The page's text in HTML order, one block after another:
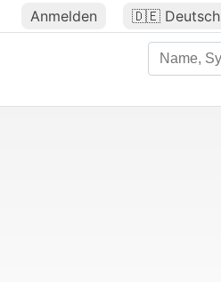
Anmelden 🇩🇪 Deutsch